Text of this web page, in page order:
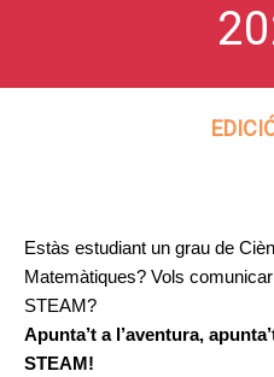
Estàs estudiant un grau de
Matemàtiques? Vols
STEAM?
Apunta’t a l’aventura,
STEAM!